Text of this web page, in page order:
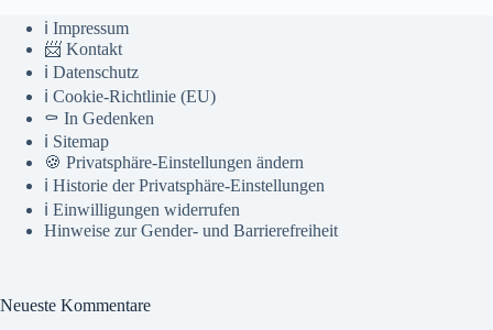
ℹ️ Impressum
📨 Kontakt
ℹ️ Datenschutz
ℹ️ Cookie-Richtlinie (EU)
⚰️ In Gedenken
ℹ️ Sitemap
🍪 Privatsphäre-Einstellungen ändern
ℹ️ Historie der Privatsphäre-Einstellungen
ℹ️ Einwilligungen widerrufen
Hinweise zur Gender- und Barrierefreiheit
Neueste Kommentare